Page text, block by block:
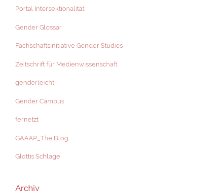
Portal Intersektionalität
Gender Glossar
Fachschaftsinitiative Gender Studies
Zeitschrift für Medienwissenschaft
genderleicht
Gender Campus
fernetzt
GAAAP_The Blog
Glottis Schläge
Archiv